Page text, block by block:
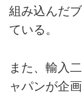
組み込んだ
ている。
また、輸入
ャパンが企